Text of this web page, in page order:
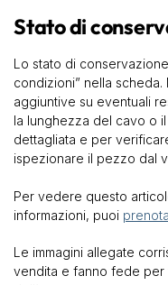
Stato di
Lo stato di
condizioni” nella
aggiuntive su eventuali
la lunghezza del cavo o
dettagliata e per
ispezionare il pezzo dal
Per vedere questo
informazioni, puoi
Le immagini allegate
vendita e fanno fede per